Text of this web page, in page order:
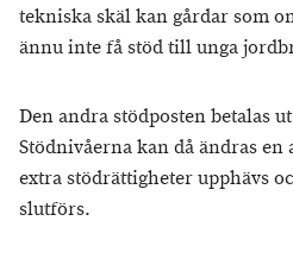
tekniska skäl kan gårdar som
ännu inte få stöd till unga
Den andra stödposten betalas
Stödnivåerna kan då ändras
extra stödrättigheter upphävs
slutförs.